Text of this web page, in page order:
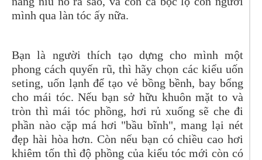
mình qua làn tóc ấy nữa.
Bạn là người thích tạo dựng cho mình một
phong cách quyến rũ, thì hãy chọn các kiểu uốn
seting, uốn lạnh để tạo vẻ bồng bềnh, bay bổng
cho mái tóc. Nếu bạn sở hữu khuôn mặt to và
tròn thì mái tóc phồng, hơi rủ xuống sẽ che đi
phần nào cặp má hơi "bầu bĩnh", mang lại nét
đẹp hài hòa hơn. Còn nếu bạn có chiều cao hơi
khiêm tốn thì độ phồng của kiểu tóc mới còn có